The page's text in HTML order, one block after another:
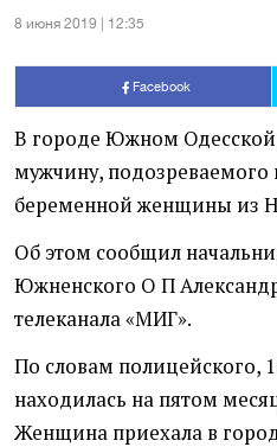
8 июня 2019 | 12:35
Facebook
В городе Южном Одесской
мужчину, подозреваемого
беременной женщины из
Об этом сообщил
Южненского О П
телеканала«МИГ».
По словам полицейского,
находилась на пятом
Женщина приехала в